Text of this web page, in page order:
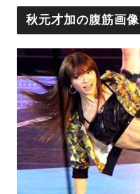
秋元才加の腹筋画像